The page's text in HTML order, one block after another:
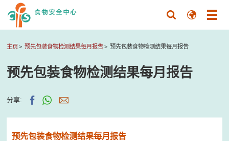
主页 预先包装食物检测结果每月报告 预先包装食物检测结果每月报告
预先包装食物检测结果每月报告
分享:
预先包装食物检测结果每月报告